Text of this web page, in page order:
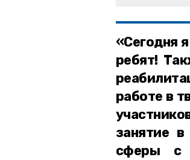
«Сегодня
ребят!
работе в
занятие
сферы с